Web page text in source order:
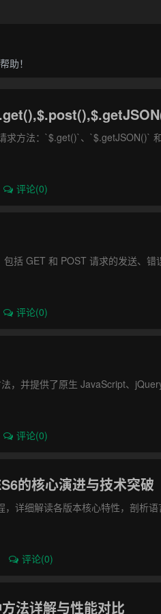
助！
求方法：`$.get()`、`$.getJSON()`
评论(0)
括 GET 和 POST 请求的发送、
评论(0)
，并提供了原生 JavaScript、
评论(0)
的核心演进与技术突破
详细解读各版本核心特性，剖析
评论(0)
法详解与性能对比